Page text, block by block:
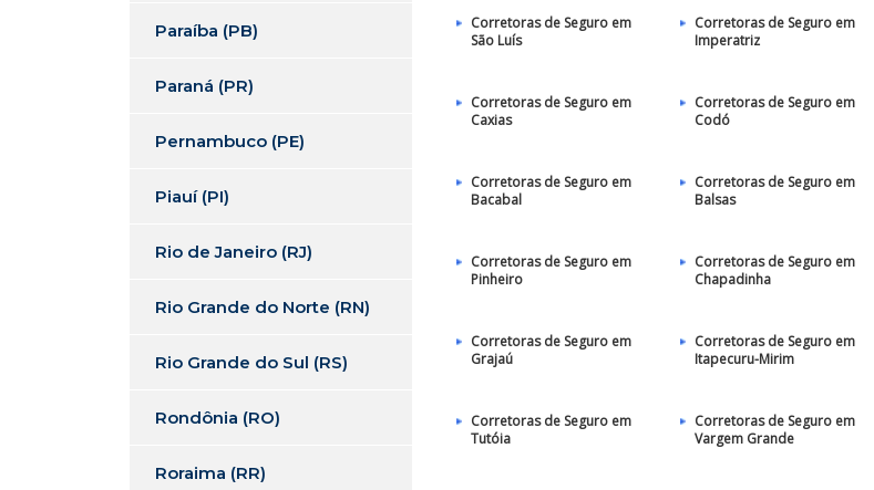
Corretoras de Seguro em
São Luís
Corretoras de Seguro em
Imperatriz
Corretoras de Seguro em
Caxias
Corretoras de Seguro em
Codó
Corretoras de Seguro em
Bacabal
Corretoras de Seguro em
Balsas
Corretoras de Seguro em
Pinheiro
Corretoras de Seguro em
Chapadinha
Corretoras de Seguro em
Grajaú
Corretoras de Seguro em
Itapecuru-Mirim
Corretoras de Seguro em
Tutóia
Corretoras de Seguro em
Vargem Grande
Paraíba (PB)
Paraná (PR)
Pernambuco (PE)
Piauí (PI)
Rio de Janeiro (RJ)
Rio Grande do Norte (RN)
Rio Grande do Sul (RS)
Rondônia (RO)
Roraima (RR)